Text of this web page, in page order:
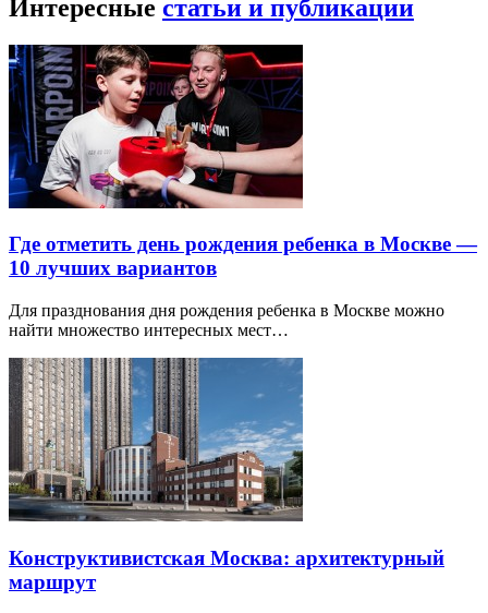
Интересные статьи и публикации
Где отметить день рождения ребенка в Москве —
10 лучших вариантов
Для празднования дня рождения ребенка в Москве можно
найти множество интересных мест…
Конструктивистская Москва: архитектурный
маршрут